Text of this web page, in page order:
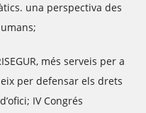
una perspectiva des
més serveis per a
per defensar els drets
IV Congrés